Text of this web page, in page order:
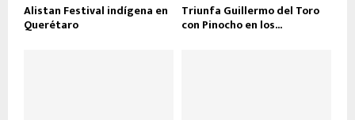
Alistan Festival indígena en
Querétaro
Triunfa Guillermo del Toro
con Pinocho en los...